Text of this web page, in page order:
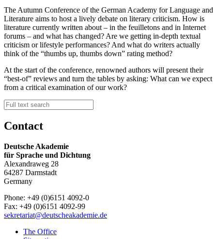
The Autumn Conference of the German Academy for Language and
Literature aims to host a lively debate on literary criticism. How is
literature currently written about – in the feuilletons and in Internet
forums – and what has changed? Are we getting in-depth textual
criticism or lifestyle performances? And what do writers actually
think of the “thumbs up, thumbs down” rating method?
At the start of the conference, renowned authors will present their
“best-of” reviews and turn the tables by asking: What can we expect
from a critical examination of our work?
Contact
Deutsche Akademie
für Sprache und Dichtung
Alexandraweg 28
64287 Darmstadt
Germany
Phone: +49 (0)6151 4092-0
Fax: +49 (0)6151 4092-99
sekretariat@deutscheakademie.de
The Office